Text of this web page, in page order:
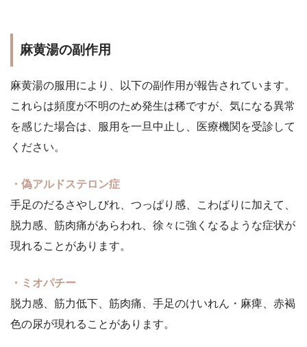
麻黄湯の副作用
麻黄湯の服用により、以下の副作用が報告されています。
これらは頻度が不明のため発生は稀ですが、気になる異常
を感じた場合は、服用を一旦中止し、医療機関を受診して
ください。
・偽アルドステロン症
手足のだるさやしびれ、つっぱり感、こわばりに加えて、
脱力感、筋肉痛があらわれ、徐々に強くなるような症状が
現れることがあります。
・ミオパチー
脱力感、筋力低下、筋肉痛、手足のけいれん・麻痺、赤褐
色の尿が現れることがあります。